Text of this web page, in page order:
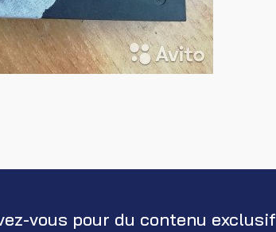
vous pour du contenu exclusif